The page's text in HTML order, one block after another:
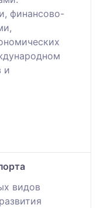
финансово-
и
видов